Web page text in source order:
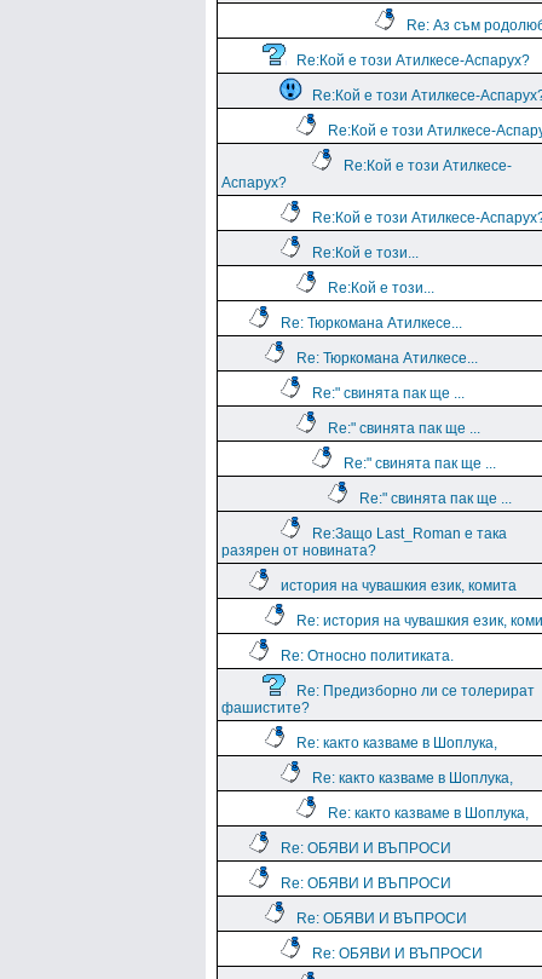
Re: Аз съм
Re:Кой е този Атилкесе-Аспарух?
Re:Кой е този Атилкесе-
Re:Кой е този Атилкесе-
Re:Кой е този Атилкесе-
Аспарух?
Re:Кой е този Атилкесе-
Re:Кой е този...
Re:Кой е този...
Re: Тюркомана Атилкесе...
Re: Тюркомана Атилкесе...
Re:" свинята пак ще ...
Re:" свинята пак ще ...
Re:" свинята пак ще ...
Re:" свинята пак ще ...
Re:Защо Last_Roman e така
разярен от новината?
история на чувашкия език, комита
Re: история на чувашкия език,
Re: Относно политиката.
Re: Предизборно ли се толерират
фашистите?
Re: както казваме в Шоплука,
Re: както казваме в Шоплука,
Re: както казваме в Шоплука,
Re: ОБЯВИ И ВЪПРОСИ
Re: ОБЯВИ И ВЪПРОСИ
Re: ОБЯВИ И ВЪПРОСИ
Re: ОБЯВИ И ВЪПРОСИ